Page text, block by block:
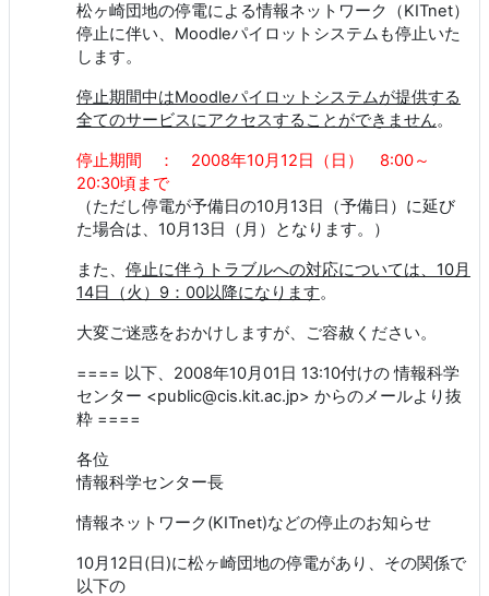
松ヶ崎団地の停電による情報ネットワーク（KITnet）
停止に伴い、Moodleパイロットシステムも停止いた
します。
停止期間中はMoodleパイロットシステムが提供する
全てのサービスにアクセスすることができません。
停止期間 ： 2008年10月12日（日） 8:00～
20:30頃まで
（ただし停電が予備日の10月13日（予備日）に延び
た場合は、10月13日（月）となります。）
また、 停止に伴うトラブルへの対応については、10月
14日（火）9：00以降になります。
大変ご迷惑をおかけしますが、ご容赦ください。
==== 以下、2008年10月01日 13:10付けの 情報科学
センター <public@cis.kit.ac.jp> からのメールより抜
粋 ====
各位
情報科学センター長
情報ネットワーク(KITnet)などの停止のお知らせ
10月12日(日)に松ヶ崎団地の停電があり、その関係で
以下の